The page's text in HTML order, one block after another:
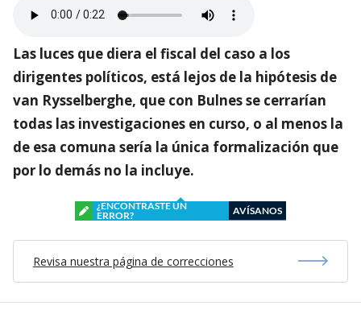
Las luces que diera el fiscal del caso a los
dirigentes políticos, está lejos de la hipótesis de
van Rysselberghe, que con Bulnes se cerrarían
todas las investigaciones en curso, o al menos la
de esa comuna sería la única formalización que
por lo demás no la incluye.
¿ENCONTRASTE UN
ERROR?
AVÍSANOS
Revisa nuestra página de correcciones